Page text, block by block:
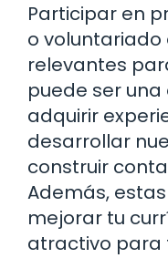
Participar en
o
relevantes
puede ser
adquirir
desarrollar
construir
Además,
mejorar tu
atractivo para